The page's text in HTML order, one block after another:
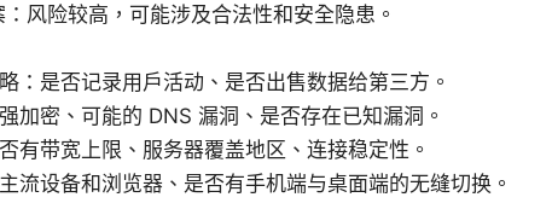
风险较高，可能涉及合法性和安全隐患。
：是否记录用户活动、是否出售数据给第三方。
加密、可能的 DNS 漏洞、是否存在已知漏洞。
有带宽上限、服务器覆盖地区、连接稳定性。
流设备和浏览器、是否有手机端与桌面端的无缝切换。